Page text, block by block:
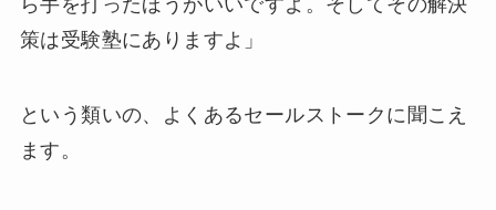
ら手を打ったほうがいいですよ。そしてその解決
策は受験塾にありますよ」
という類いの、よくあるセールストークに聞こえ
ます。